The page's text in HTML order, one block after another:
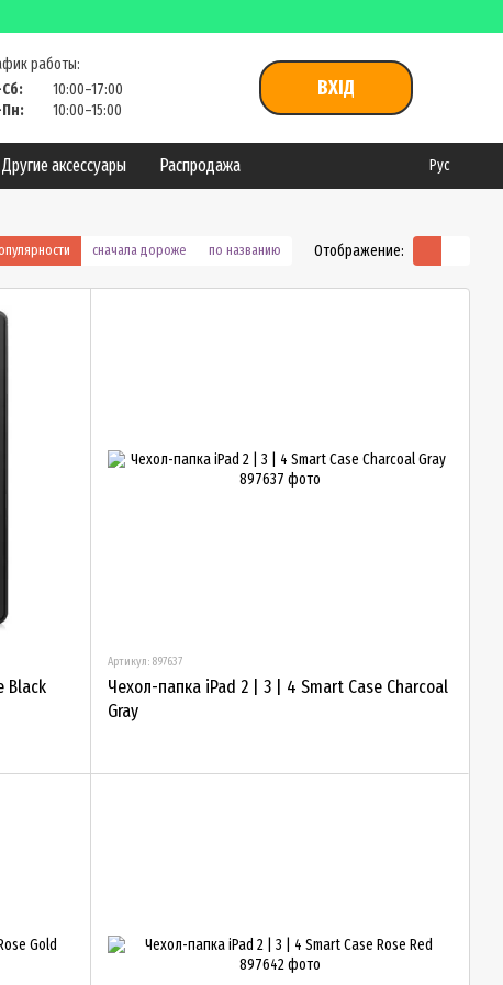
работы:
10:00–17:00
Пн:
10:00–15:00
ВХІД
Другие аксессуары Распродажа Рус
сначала дороже по названию Отображение:
Black
Артикул: 897637
Чехол-папка iPad 2 | 3 | 4 Smart Case Charcoal
Gray